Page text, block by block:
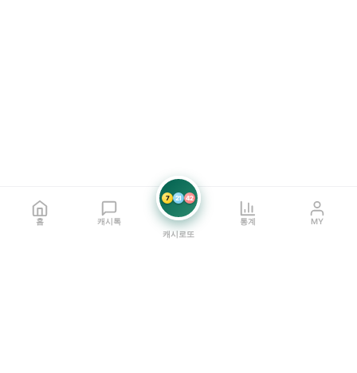
홈 캐시톡
7 21 42
캐시로또
통계 MY